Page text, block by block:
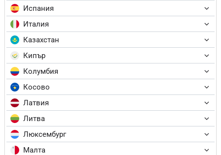
Испания
Италия
Казахстан
Кипър
Колумбия
Косово
Латвия
Литва
Люксембург
Малта